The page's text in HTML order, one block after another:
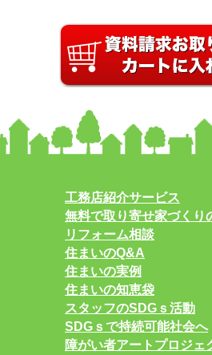
工務店紹介サービス
無料で取り寄せ家づくり
リフォーム相談
住まいのQ&A
住まいの実例
住まいの知恵袋
スタッフのSDGｓ活動
SDGｓで持続可能社会へ
障がい者アートプロジェ